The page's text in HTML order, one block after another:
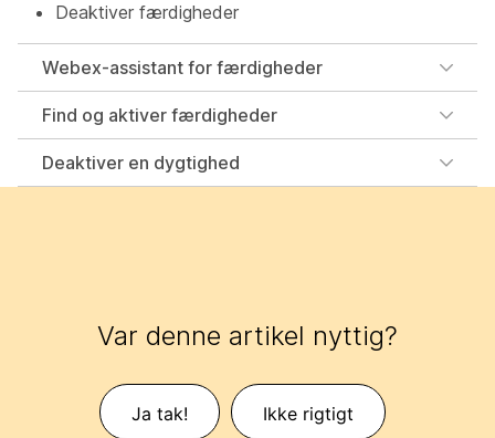
Deaktiver færdigheder
Webex-assistant for færdigheder
Find og aktiver færdigheder
Deaktiver en dygtighed
Var denne artikel nyttig?
Ja tak! Ikke rigtigt